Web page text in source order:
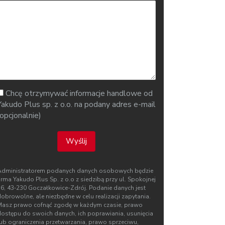
Chcę otrzymywać informacje handlowe od
Plus sp. z o.o. na podany adres e-mail
Wyślij
podanych danych osobowych będzie
Yakudo Plus Sp. z o.o z siedzibą przy ul. Spokojnej
43‑230 Goczałkowice-Zdrój. Podanie danych jest
ale niezbędne w celu realizacji zapytania.
prawo cofnąć zgodę w każdym czasie, prawo
do swoich danych, ich poprawiania, usunięcia
ograniczenia przetwarzania, prawo sprzeciwu,